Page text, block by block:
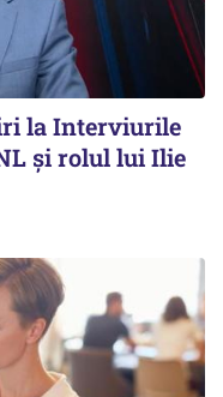
la Interviurile
și rolul lui Ilie